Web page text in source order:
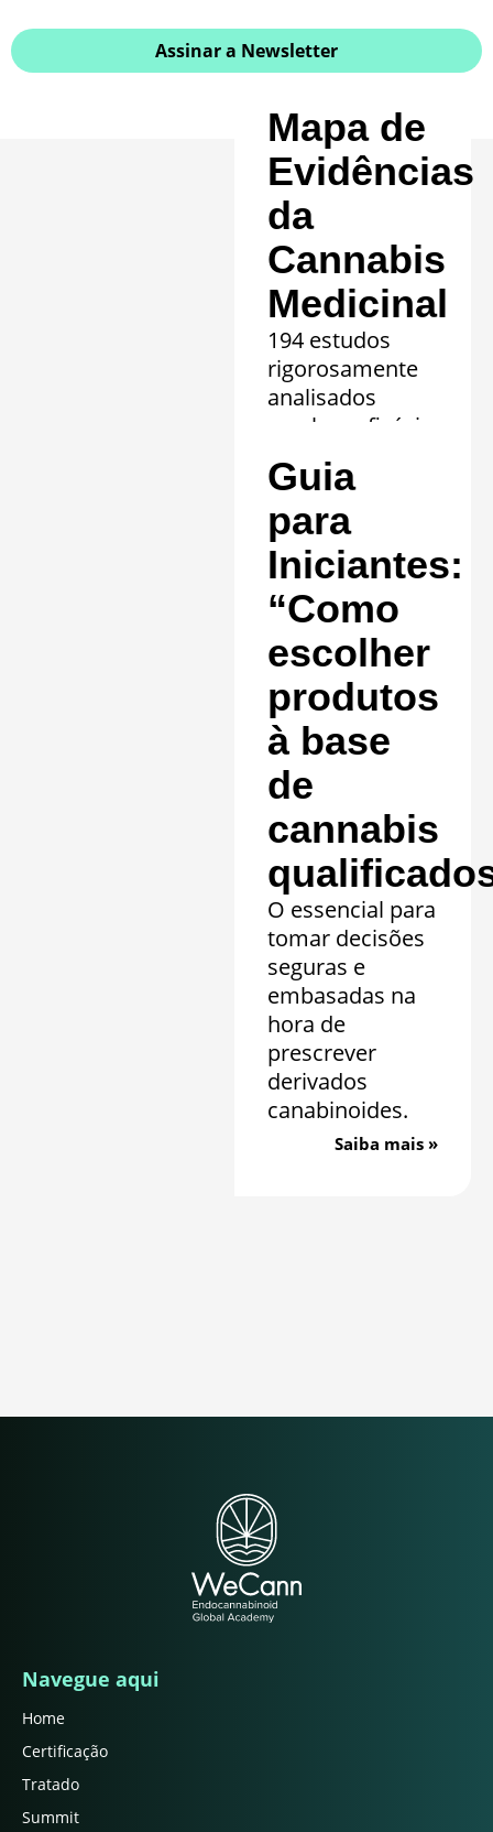
Assinar a Newsletter
Mapa de
Evidências
da
Cannabis
Medicinal
194 estudos
rigorosamente
analisados
revelam eficácia
comprovada em
20 quadros
clínicos.
Saiba mais »
Guia
para
Iniciantes:
“Como
escolher
produtos
à base
de
cannabis
O essencial para
tomar decisões
seguras e
embasadas na
hora de
prescrever
derivados
canabinoides.
Saiba mais »
Navegue aqui
Home
Certificação
Tratado
Summit